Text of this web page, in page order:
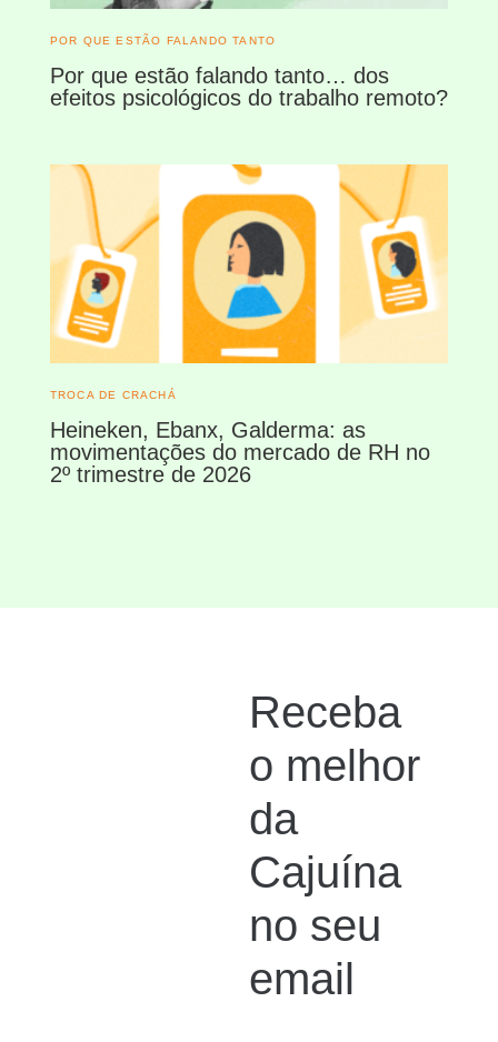
POR QUE ESTÃO FALANDO TANTO
Por que estão falando tanto… dos
efeitos psicológicos do trabalho remoto?
TROCA DE CRACHÁ
Heineken, Ebanx, Galderma: as
movimentações do mercado de RH no
2º trimestre de 2026
Receba
o melhor
da
Cajuína
no seu
email